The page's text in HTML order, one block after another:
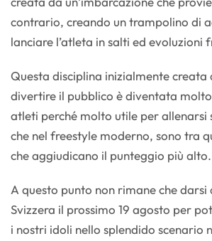
contrario, creando un trampolino di
lanciare l’atleta in salti ed evoluzioni
Questa disciplina inizialmente creata
divertire il pubblico è diventata
atleti perché molto utile per allenarsi
che nel freestyle moderno, sono tra
che aggiudicano il punteggio più alto.
A questo punto non rimane che
Svizzera il prossimo 19 agosto per
i nostri idoli nello splendido scenario